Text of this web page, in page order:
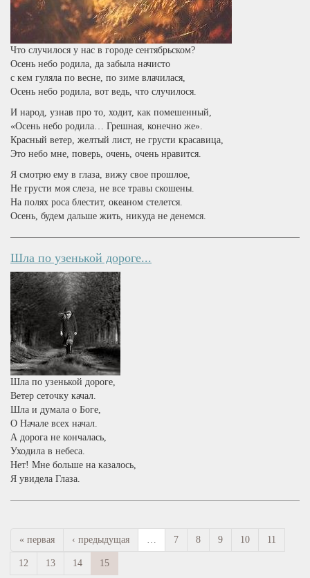
Что случилося у нас в городе сентябрьском?
Осень небо родила, да забыла начисто
с кем гуляла по весне, по зиме влачилася,
Осень небо родила, вот ведь, что случилося.
И народ, узнав про то, ходит, как помешенный,
«Осень небо родила… Грешная, конечно же».
Красный ветер, желтый лист, не грусти красавица,
Это небо мне, поверь, очень, очень нравится.
Я смотрю ему в глаза, вижу свое прошлое,
Не грусти моя слеза, не все травы скошены.
На полях роса блестит, океаном стелется.
Осень, будем дальше жить, никуда не денемся.
Шла по узенькой дороге...
Шла по узенькой дороге,
Ветер сеточку качал.
Шла и думала о Боге,
О Начале всех начал.
А дорога не кончалась,
Уходила в небеса.
Нет! Мне больше на казалось,
Я увидела Глаза.
« первая ‹ предыдущая … 7 8 9 10 11
12 13 14 15